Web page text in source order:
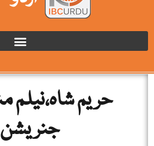
حریم شاہ،نیلم
جنریشن